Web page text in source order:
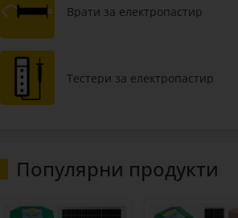
Врати за електропастир
Тестери за електропастир
Популярни продукти